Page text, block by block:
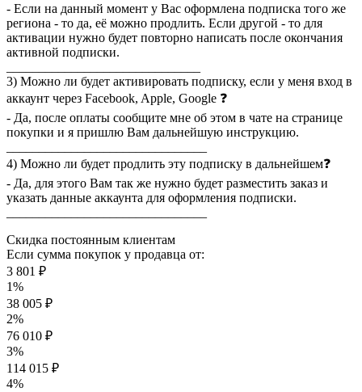
- Если на данный момент у Вас оформлена подписка того же
региона - то да, её можно продлить. Если другой - то для
активации нужно будет повторно написать после окончания
активной подписки.
3) Можно ли будет активировать подписку, если у меня вход в
аккаунт через Facebook, Apple, Google ❓
- Да, после оплаты сообщите мне об этом в чате на странице
покупки и я пришлю Вам дальнейшую инструкцию.
4) Можно ли будет продлить эту подписку в дальнейшем❓
- Да, для этого Вам так же нужно будет разместить заказ и
указать данные аккаунта для оформления подписки.
Скидка постоянным клиентам
Если сумма покупок у продавца от:
3 801 ₽
1%
38 005 ₽
2%
76 010 ₽
3%
114 015 ₽
4%